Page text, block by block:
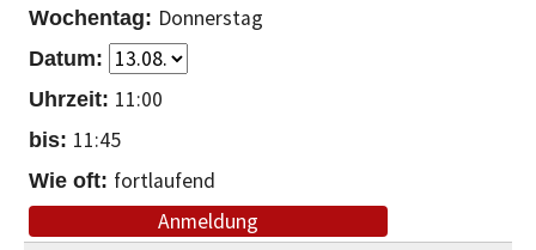
Donnerstag
11:00
11:45
fortlaufend
Anmeldung